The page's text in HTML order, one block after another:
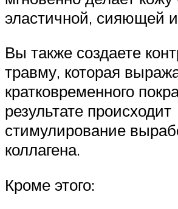
эластичной, сияющей
Вы также создаете
травму, которая
кратковременного
результате происходит
стимулирование
коллагена.
Кроме этого: